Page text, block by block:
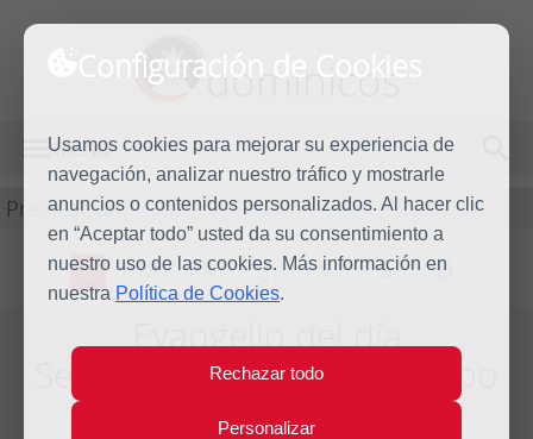
Configuración de Cookies
Usamos cookies para mejorar su experiencia de
navegación, analizar nuestro tráfico y mostrarle
anuncios o contenidos personalizados. Al hacer clic
en “Aceptar todo” usted da su consentimiento a
nuestro uso de las cookies. Más información en
nuestra Política de Cookies.
Rechazar todo
Personalizar
dominicos
MENÚ
Predicación
L M X J V S D
Evangelio del día
Segunda semana del Tiempo
Ordinario - Año Par